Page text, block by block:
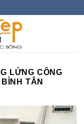
LỬNG CÔNG
TÂN